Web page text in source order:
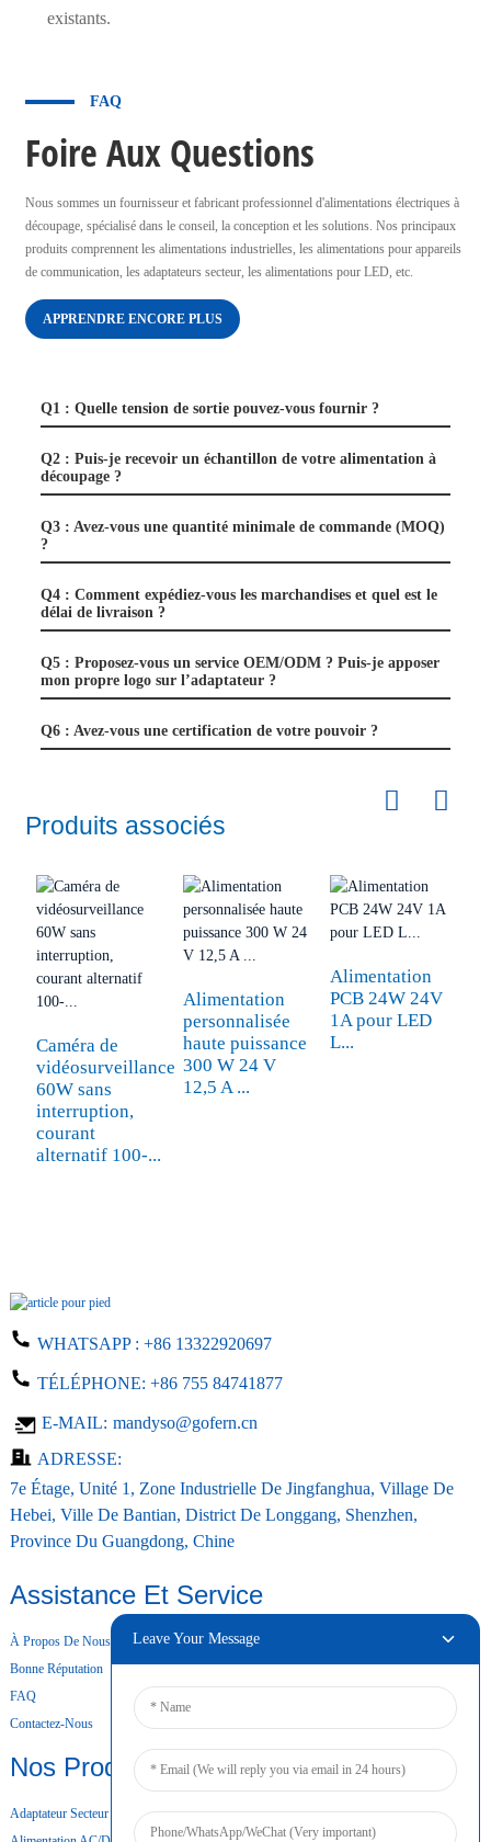
existants.
FAQ
Foire Aux Questions
Nous sommes un fournisseur et fabricant professionnel d'alimentations électriques à
découpage, spécialisé dans le conseil, la conception et les solutions. Nos principaux
produits comprennent les alimentations industrielles, les alimentations pour appareils
de communication, les adaptateurs secteur, les alimentations pour LED, etc.
APPRENDRE ENCORE PLUS
Q1 : Quelle tension de sortie pouvez-vous fournir ?
Q2 : Puis-je recevoir un échantillon de votre alimentation à
découpage ?
Q3 : Avez-vous une quantité minimale de commande (MOQ)
?
Q4 : Comment expédiez-vous les marchandises et quel est le
délai de livraison ?
Q5 : Proposez-vous un service OEM/ODM ? Puis-je apposer
mon propre logo sur l’adaptateur ?
Q6 : Avez-vous une certification de votre pouvoir ?
Produits associés
Caméra de
vidéosurveillance
60W sans
interruption,
courant
alternatif 100-...
Alimentation
personnalisée
haute puissance
300 W 24 V
12,5 A ...
Alimentation
PCB 24W 24V
1A pour LED
L...
WHATSAPP : +86 13322920697
TÉLÉPHONE: +86 755 84741877
E-MAIL: mandyso@gofern.cn
ADRESSE:
7e Étage, Unité 1, Zone Industrielle De Jingfanghua, Village De
Hebei, Ville De Bantian, District De Longgang, Shenzhen,
Province Du Guangdong, Chine
Assistance Et Service
À Propos De Nous
Bonne Réputation
FAQ
Contactez-Nous
Nos Produits
Adaptateur Secteur De Bureau
Leave Your Message